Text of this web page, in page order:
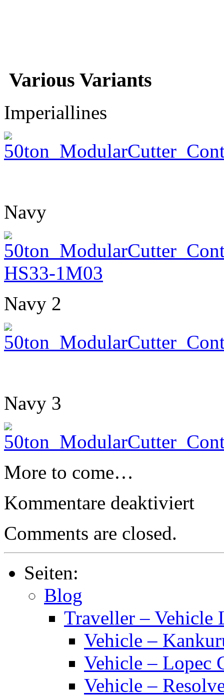
Various Variants
Imperiallines
Navy
Navy 2
Navy 3
More to come…
Kommentare deaktiviert
Comments are closed.
Seiten:
Blog
Traveller – Vehicle
Vehicle –
Vehicle – Lopec
Vehicle –